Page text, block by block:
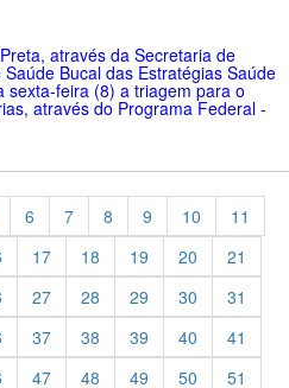
através da Secretaria de
Bucal das Estratégias Saúde
sexta-feira (8) a triagem para o
através do Programa Federal -
6 7 8 9 10
11
17 18 19 20
21
27 28 29 30
31
37 38 39 40
41
47 48 49 50 51